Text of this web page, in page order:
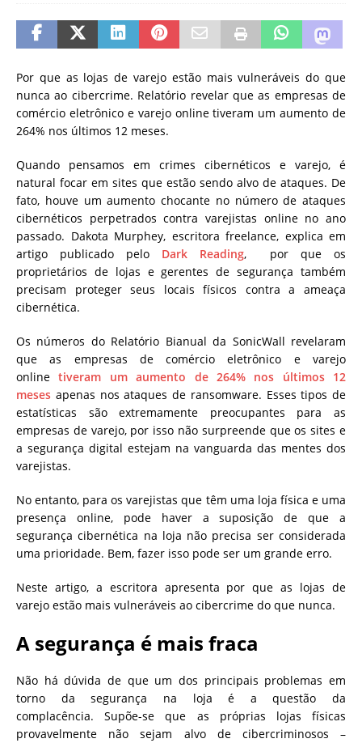
Por que as lojas de varejo estão mais vulneráveis ​​do que
nunca ao cibercrime. Relatório revelar que as empresas de
comércio eletrônico e varejo online tiveram um aumento de
264% nos últimos 12 meses.
Quando pensamos em crimes cibernéticos e varejo, é
natural focar em sites que estão sendo alvo de ataques. De
fato, houve um aumento chocante no número de ataques
cibernéticos perpetrados contra varejistas online no ano
passado. Dakota Murphey, escritora freelance, explica em
artigo publicado pelo Dark Reading, por que os
proprietários de lojas e gerentes de segurança também
precisam proteger seus locais físicos contra a ameaça
cibernética.
Os números do Relatório Bianual da SonicWall revelaram
que as empresas de comércio eletrônico e varejo
onlinetiveram um aumento de 264% nos últimos 12
meses apenas nos ataques de ransomware. Esses tipos de
estatísticas são extremamente preocupantes para as
empresas de varejo, por isso não surpreende que os sites e
a segurança digital estejam na vanguarda das mentes dos
varejistas.
No entanto, para os varejistas que têm uma loja física e uma
presença online, pode haver a suposição de que a
segurança cibernética na loja não precisa ser considerada
uma prioridade. Bem, fazer isso pode ser um grande erro.
Neste artigo, a escritora apresenta por que as lojas de
varejo estão mais vulneráveis ​​ao cibercrime do que nunca.
A segurança é mais fraca
Não há dúvida de que um dos principais problemas em
torno da segurança na loja é a questão da
complacência. Supõe-se que as próprias lojas físicas
provavelmente não sejam alvo de cibercriminosos –